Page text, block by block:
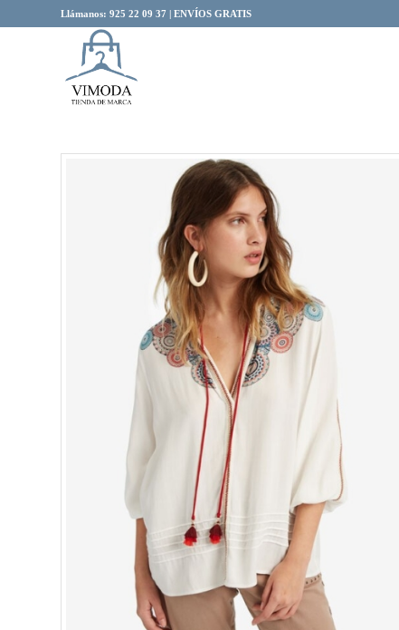
Llámanos: 925 22 09 37 | ENVÍOS GRATIS